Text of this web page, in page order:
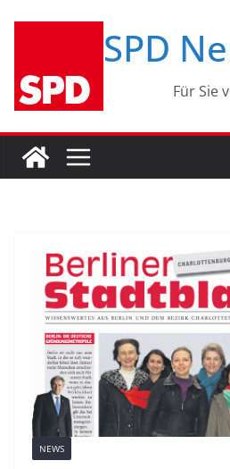
SPD
Für Sie
NEWS